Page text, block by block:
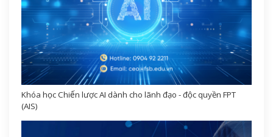
Khóa học Chiến lược AI dành cho lãnh đạo - độc quyền FPT
(AIS)